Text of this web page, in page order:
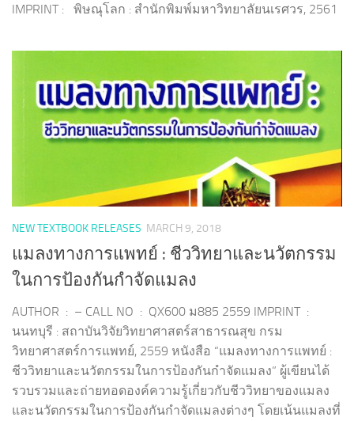
IMPRINT : พิษณุโลก : สำนักพิมพ์มหาวิทยาลัยนเรศวร, 2561
NEW TEXTBOOK RELEASES MARCH 9, 2018
แมลงทางการแพทย์ : ชีววิทยาและนวัตกรรม
ในการป้องกันกำจัดแมลง
AUTHOR : – CALL NO : QX600 ม885 2559 IMPRINT :
นนทบุรี : สถาบันวิจัยวิทยาศาสตร์สาธารณสุข กรม
วิทยาศาสตร์การแพทย์, 2559 หนังสือ “แมลงทางการแพทย์ :
ชีววิทยาและนวัตกรรมในการป้องกันกำจัดแมลง” ผู้เขียนได้
รวบรวมและถ่ายทอดองค์ความรู้เกี่ยวกับชีววิทยาของแมลง
และนวัตกรรมในการป้องกันกำจัดแมลงต่างๆ โดยเน้นแมลงที่